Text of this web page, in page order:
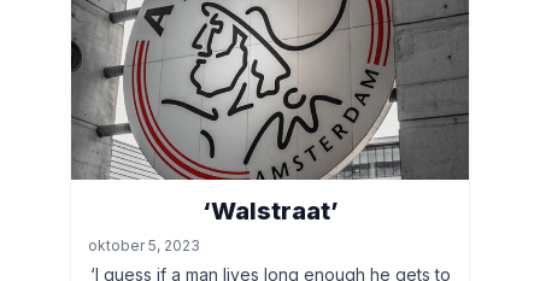
‘Walstraat’
oktober 5, 2023
‘I guess if a man lives long enough he gets to